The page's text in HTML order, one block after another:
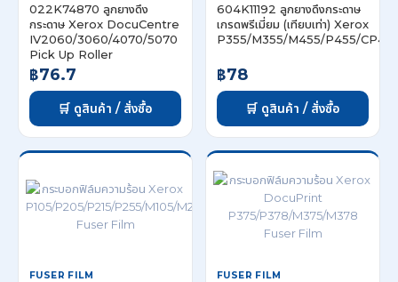
022K74870 ลูกยางดึง
กระดาษ Xerox DocuCentre
IV2060/3060/4070/5070
Pick Up Roller
฿76.7
🛒 ดูสินค้า / สั่งซื้อ
604K11192 ลูกยางดึงกระดาษ
เกรดพรีเมี่ยม (เทียบเท่า) Xerox
P355/M355/M455/P455/
฿78
🛒 ดูสินค้า / สั่งซื้อ
FUSER FILM FUSER FILM